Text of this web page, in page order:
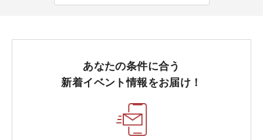
あなたの条件に合う
新着イベント情報をお届け！